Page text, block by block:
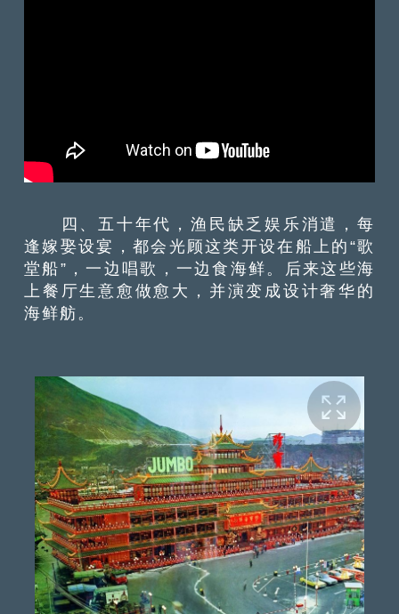
四、五十年代，渔民缺乏娱乐消遣，每
逢嫁娶设宴，都会光顾这类开设在船上的“歌
堂船”，一边唱歌，一边食海鲜。后来这些海
上餐厅生意愈做愈大，并演变成设计奢华的
海鲜舫。